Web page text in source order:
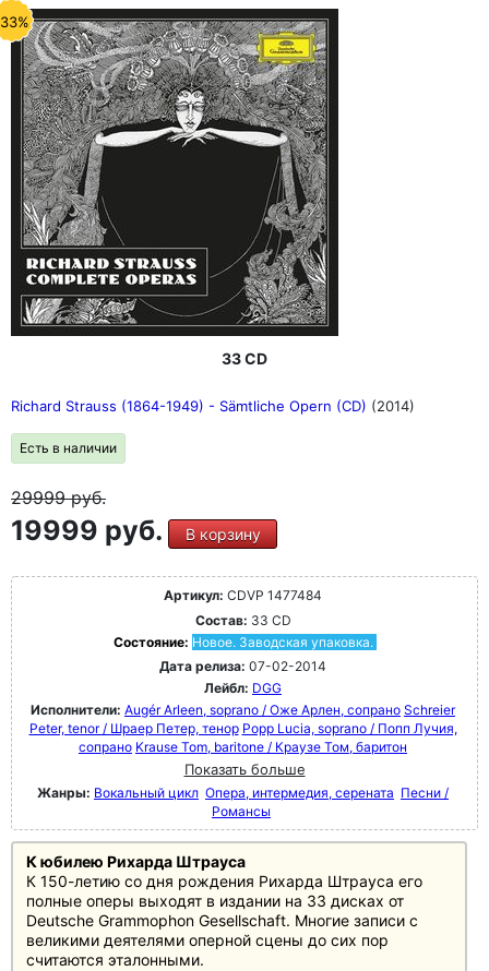
33 CD
Richard Strauss (1864-1949) - Sämtliche Opern (CD) (2014)
Есть в наличии
29999руб.
19999 руб. В корзину
Артикул: CDVP 1477484
Состав: 33 CD
Состояние: Новое. Заводская упаковка.
Дата релиза: 07-02-2014
Лейбл: DGG
Исполнители: Augér Arleen, soprano / Оже Арлен, сопрано Schreier
Peter, tenor / Шраер Петер, тенор Popp Lucia, soprano / Попп Лучия,
сопрано Krause Tom, baritone / Краузе Том, баритон
Показать больше
Жанры: Вокальный цикл Опера, интермедия, серената Песни /
Романсы
К юбилею Рихарда Штрауса
К 150-летию со дня рождения Рихарда Штрауса его
полные оперы выходят в издании на 33 дисках от
Deutsche Grammophon Gesellschaft. Многие записи с
великими деятелями оперной сцены до сих пор
считаются эталонными.